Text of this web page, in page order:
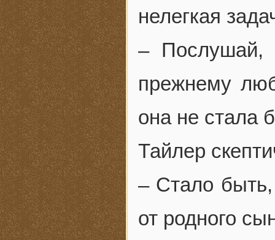
нелегкая
– Послушай,
прежнему
она не стала
Тайлер
– Стало быть,
от родного